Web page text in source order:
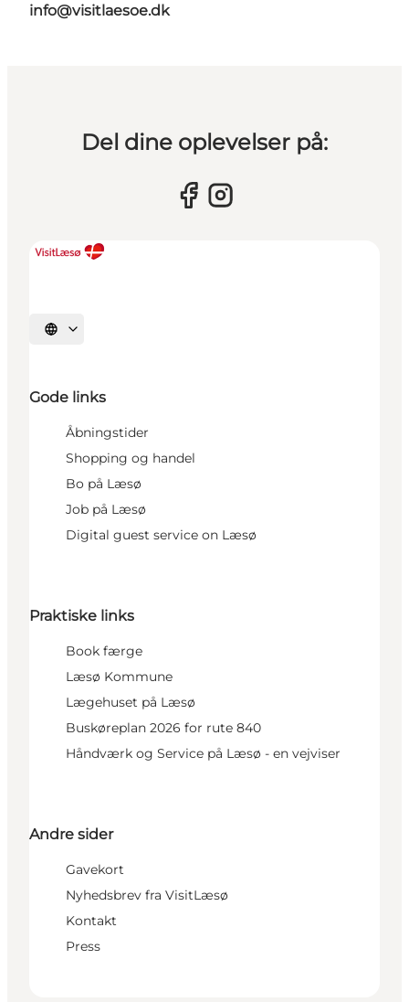
info@visitlaesoe.dk
Del dine oplevelser på:
Vælg sprog
Gode links
Åbningstider
Shopping og handel
Bo på Læsø
Job på Læsø
Digital guest service on Læsø
Praktiske links
Book færge
Læsø Kommune
Lægehuset på Læsø
Buskøreplan 2026 for rute 840
Håndværk og Service på Læsø - en vejviser
Andre sider
Gavekort
Nyhedsbrev fra VisitLæsø
Kontakt
Press